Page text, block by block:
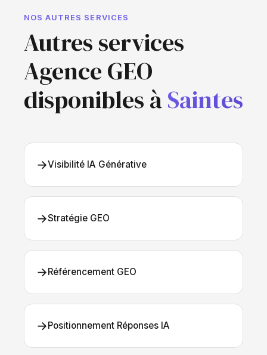
NOS AUTRES SERVICES
Autres services
Agence GEO
disponibles àSaintes
→Visibilité IA Générative
→Stratégie GEO
→Référencement GEO
→Positionnement Réponses IA